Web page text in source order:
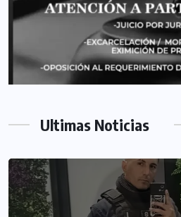
Ultimas Noticias